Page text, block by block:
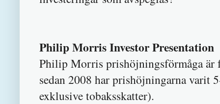
Philip Morris Investor Presentation
Philip Morris prishöjningsförmåga är
sedan 2008 har prishöjningarna
exklusive tobaksskatter).